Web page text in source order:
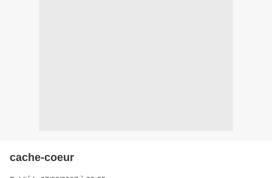
cache-coeur